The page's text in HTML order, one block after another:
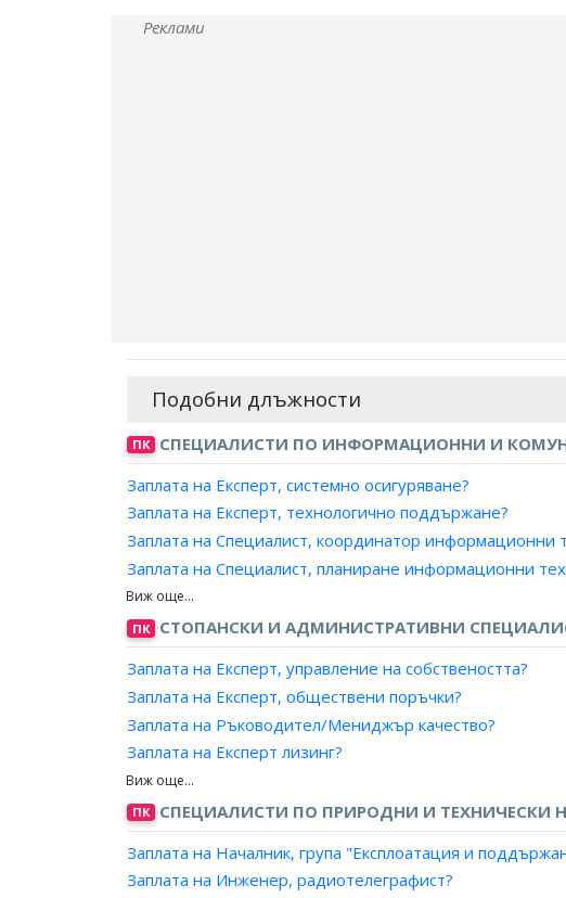
Реклами
Подобни длъжности
ПК СПЕЦИАЛИСТИ ПО ИНФОРМАЦИОННИ И
Заплата на Експерт, системно осигуряване?
Заплата на Експерт, технологично поддържане?
Заплата на Специалист, координатор информационни
Заплата на Специалист, планиране информационни
Заплата на Специалист, тестване софтуер?
Заплата на Аналитик, компютърно осигуряване на
Заплата на Специалист обучение, софтуерни
Заплата на Координатор, ИТ проекти?
ПК СТОПАНСКИ И АДМИНИСТРАТИВНИ
Заплата на Експерт, управление на собствеността?
Заплата на Експерт, обществени поръчки?
Заплата на Ръководител/Мениджър качество?
Заплата на Експерт лизинг?
Заплата на Мениджър, ключови клиенти?
Заплата на Експерт доставки, преработваща
Заплата на Мениджър, проекти?
Заплата на Експерт, продажби?
Заплата на Търговски пълномощник?
ПК СПЕЦИАЛИСТИ ПО ПРИРОДНИ И ТЕХНИЧЕСКИ
Заплата на Началник, група "Експлоатация и
Заплата на Инженер, радиотелеграфист?